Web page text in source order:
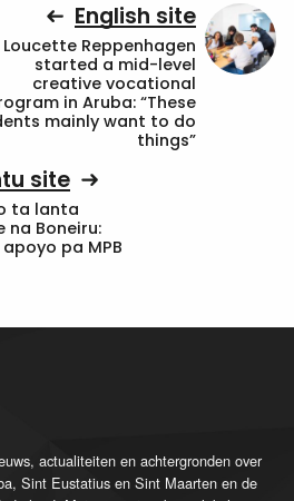
English site
Loucette Reppenhagen
started a mid-level
creative vocational
in Aruba: “These
mainly want to do
things”
site
ta lanta
na Boneiru:
pa MPB
actualiteiten en achtergronden over
Sint Eustatius en Sint Maarten en de